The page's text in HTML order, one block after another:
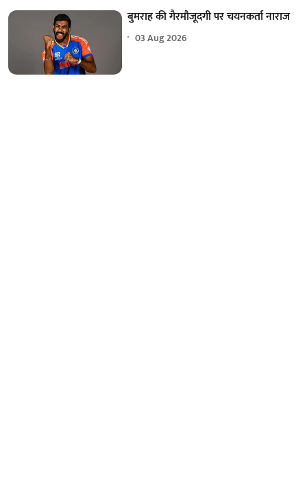
बुमराह की गैरमौजूदगी पर चयनकर्ता नाराज
03 Aug 2026